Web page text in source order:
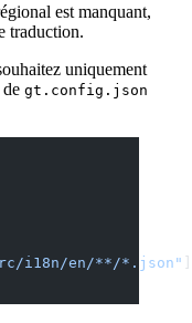
est manquant,
traduction.
uniquement
de gt.config.json
i18n/en/**/*.json"